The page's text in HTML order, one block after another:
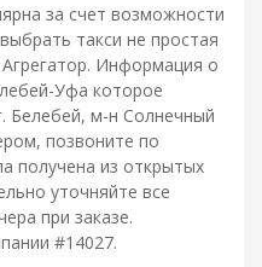
за счет возможности
такси не простая
Информация о
Уфа которое
Белебей, м-н Солнечный
позвоните по
получена из открытых
уточняйте все
при заказе.
#14027.